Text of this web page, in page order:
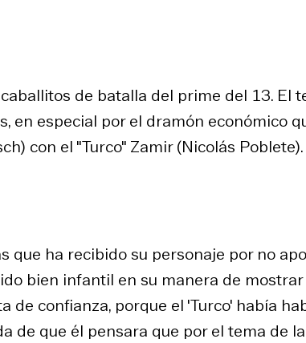
de batalla del prime del 13. El
en especial por el dramón económico
con el "Turco" Zamir (Nicolás Poblete).
que ha recibido su personaje por no
bien infantil en su manera de
de confianza, porque el 'Turco' había
de que él pensara que por el tema de